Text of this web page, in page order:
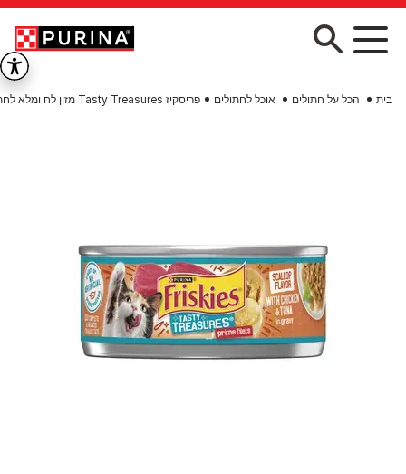
Skip to main content
בית הכל על חתולים אוכל לחתולים פריסקיז Tasty Treasures מזון לח ומלא לחתולים נתחי עוף וטונה ברוטב